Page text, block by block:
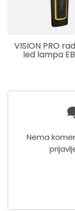
VISION PRO
led lampa
Nema